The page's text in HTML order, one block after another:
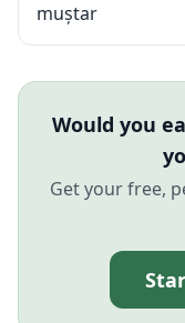
muștar
Would you
Get your free,